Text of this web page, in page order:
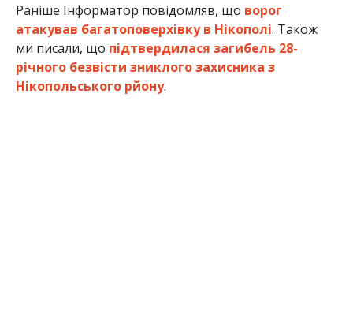
Раніше Інформатор повідомляв, що ворог
атакував багатоповерхівку в Нікополі. Також
ми писали, що підтвердилася загибель 28-
річного безвісти зниклого захисника з
Нікопольського рйону.